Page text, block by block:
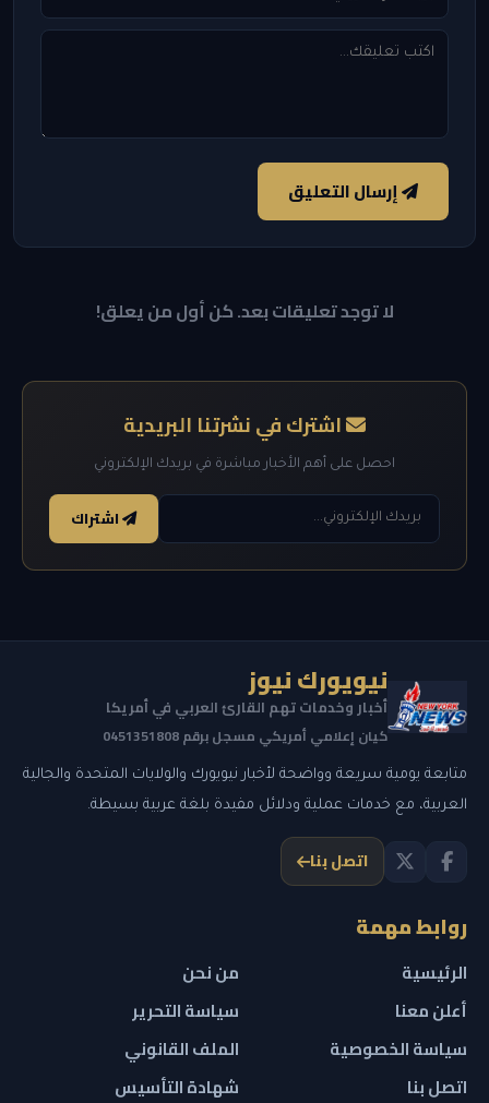
إرسال التعليق
لا توجد تعليقات بعد. كن أول من يعلق!
اشترك في نشرتنا البريدية
احصل على أهم الأخبار مباشرة في بريدك الإلكتروني
اشتراك
نيويورك نيوز
أخبار وخدمات تهم القارئ العربي في أمريكا
كيان إعلامي أمريكي مسجل برقم 0451351808
متابعة يومية سريعة وواضحة لأخبار نيويورك والولايات المتحدة والجالية
العربية، مع خدمات عملية ودلائل مفيدة بلغة عربية بسيطة.
اتصل بنا
روابط مهمة
الرئيسية
من نحن
أعلن معنا
سياسة التحرير
سياسة الخصوصية
الملف القانوني
اتصل بنا
شهادة التأسيس